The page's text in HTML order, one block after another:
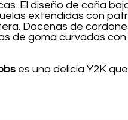
El diseño de caña
extendidas con
Docenas de
de goma curvadas
es una delicia Y2K